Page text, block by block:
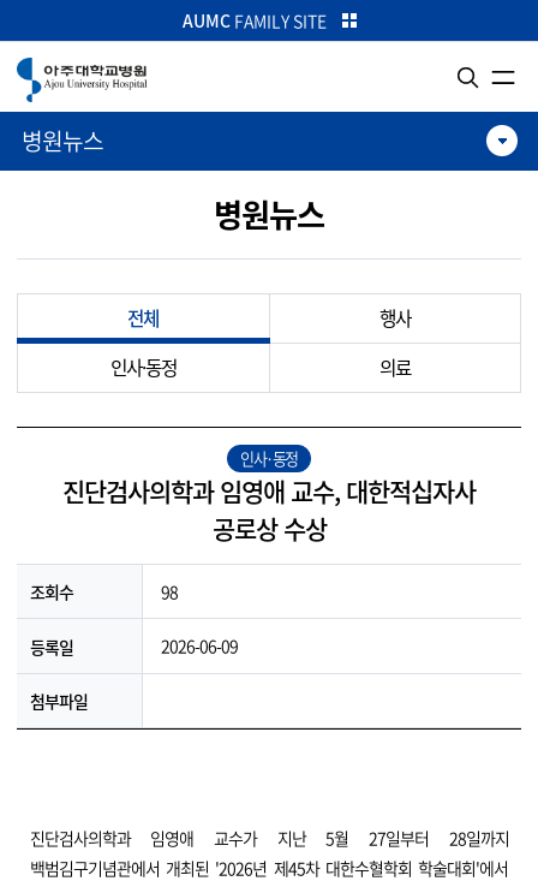
본문으로 가기
주메뉴로 가기
카피라이트로 가기
AUMCFAMILY SITE
병원뉴스
병원뉴스
전체
행사
인사·동정
의료
인사·동정
진단검사의학과 임영애 교수, 대한적십자사
공로상 수상
조회수 98
등록일 2026-06-09
첨부파일
진단검사의학과 임영애 교수가 지난 5월 27일부터 28일까지
백범김구기념관에서 개최된 '2026년 제45차 대한수혈학회 학술대회'에서